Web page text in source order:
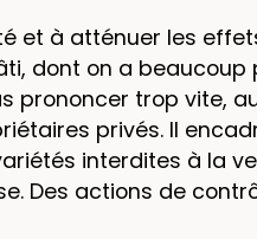
et à atténuer les
dont on a beaucoup
prononcer trop vite,
privés. Il
interdites à la
Des actions de